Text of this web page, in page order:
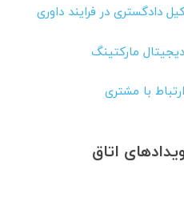
دادگستری در فرایند داوری
مارکتینگ
با مشتری
اتاق